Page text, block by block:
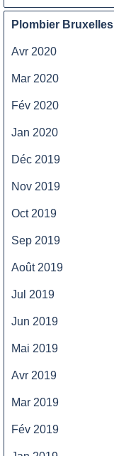
Plombier Bruxelles
Avr 2020
Mar 2020
Fév 2020
Jan 2020
Déc 2019
Nov 2019
Oct 2019
Sep 2019
Août 2019
Jul 2019
Jun 2019
Mai 2019
Avr 2019
Mar 2019
Fév 2019